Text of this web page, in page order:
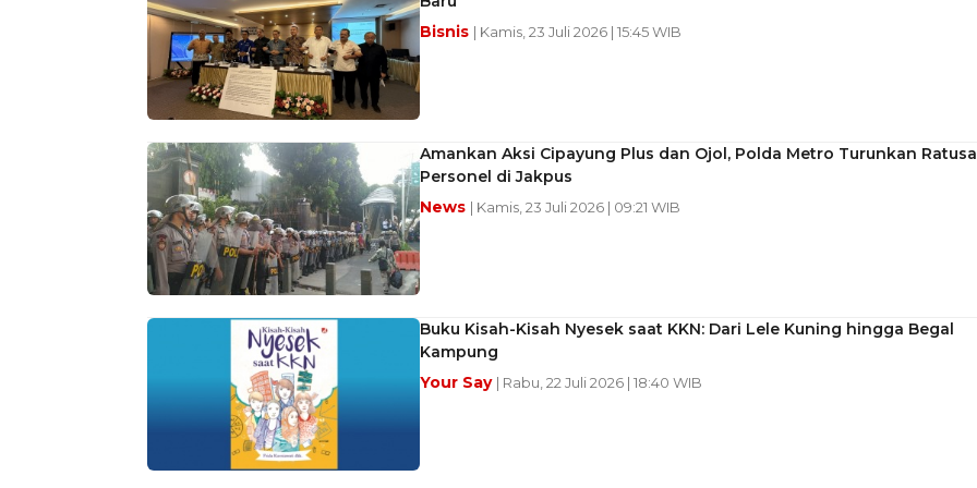
Bisnis | Kamis, 23 Juli 2026 | 15:45 WIB
Amankan Aksi Cipayung Plus dan Ojol, Polda Metro Turunkan
Personel di Jakpus
News | Kamis, 23 Juli 2026 | 09:21 WIB
Buku Kisah-Kisah Nyesek saat KKN: Dari Lele Kuning hingga Begal
Kampung
Your Say | Rabu, 22 Juli 2026 | 18:40 WIB